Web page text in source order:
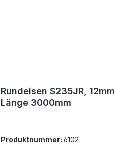
Rundeisen S235JR, 12mm,
Länge 3000mm
Produktnummer: 6102